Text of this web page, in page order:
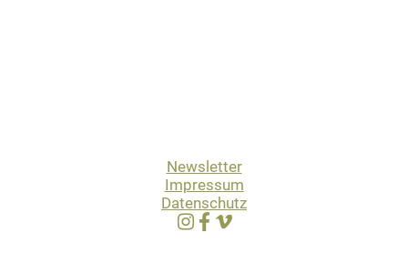
Newsletter
Impressum
Datenschutz